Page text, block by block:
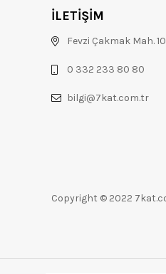
İLETİŞİM
Fevzi Çakmak Mah.
0 332 233 80 80
bilgi@7kat.com.tr
Copyright © 2022